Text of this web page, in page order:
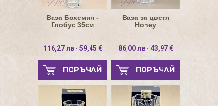
Ваза Бохемия -
Глобус 35см
116,27 лв · 59,45 €
ПОРЪЧАЙ
Ваза за цветя
Honey
86,00 лв · 43,97 €
ПОРЪЧАЙ